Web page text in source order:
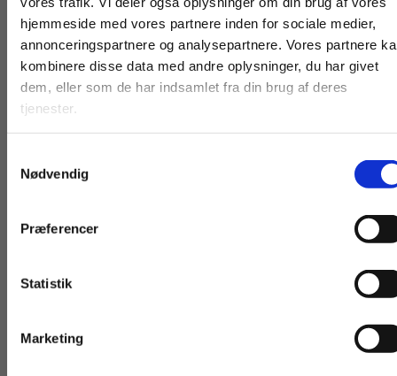
hjemmeside med vores partnere inden for sociale medier,
annonceringspartnere og analysepartnere. Vores partnere
kombinere disse data med andre oplysninger, du har givet
dem, eller som de har indsamlet fra din brug af deres
tjenester.
Nødvendig
Præferencer
Statistik
Marketing
2 formater
Nøglen 2, teksthæfte
Kirsa Freimann Olesen Joanna Haskiel
159,00 KR.
2 formater
Nøglen 3,
Susanne Frost
Andre har også købt
For privatkunder og
studerende. Du får
vist priser inkl.
For institutioner og
virksomheder. Du
får vist priser ekskl.